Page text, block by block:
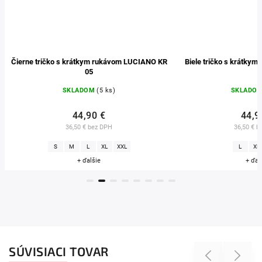
Čierne tričko s krátkym rukávom LUCIANO KR
SKLADOM (5 ks)
36,50 € bez DPH
44,90 €
XXL
+ ďalšie
Biele tričko s krátkymi
SKLADOM
36,50 € bez
44,90
+ ďalšie
SÚVISIACI TOVAR Previous Next